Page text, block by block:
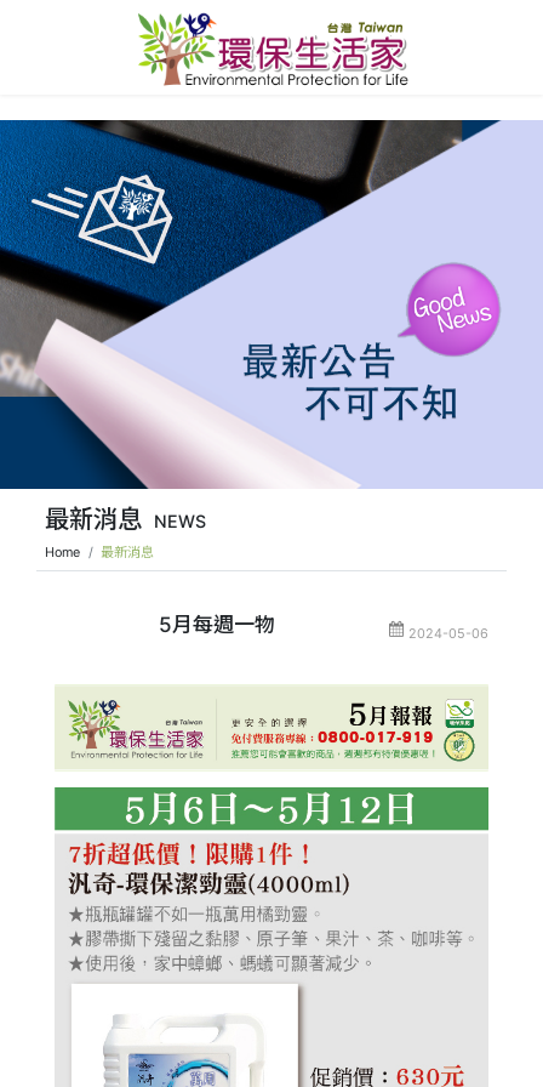
最新消息 NEWS
Home 最新消息
5月每週一物 2024-05-06